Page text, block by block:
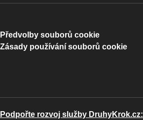
Předvolby souborů cookie
Zásady používání souborů cookie
Podpořte rozvoj služby DruhyKrok.cz: